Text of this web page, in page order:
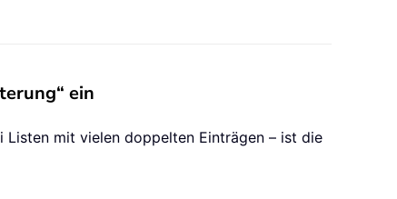
ein
Listen mit vielen doppelten Einträgen – ist die